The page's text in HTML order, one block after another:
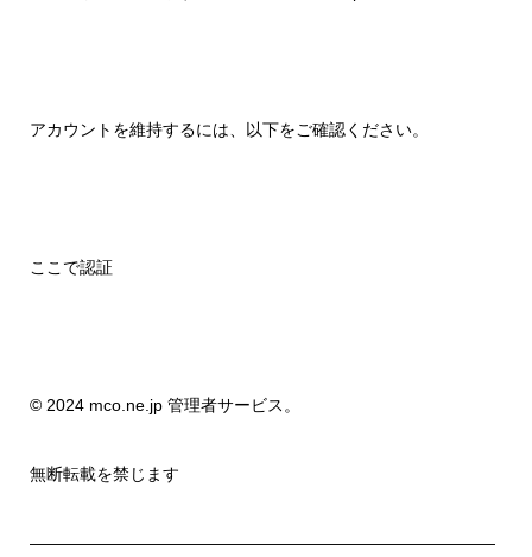
アカウントを維持するには、以下をご確認ください。
ここで認証
© 2024 mco.ne.jp 管理者サービス。
無断転載を禁じます
————————————————————————————